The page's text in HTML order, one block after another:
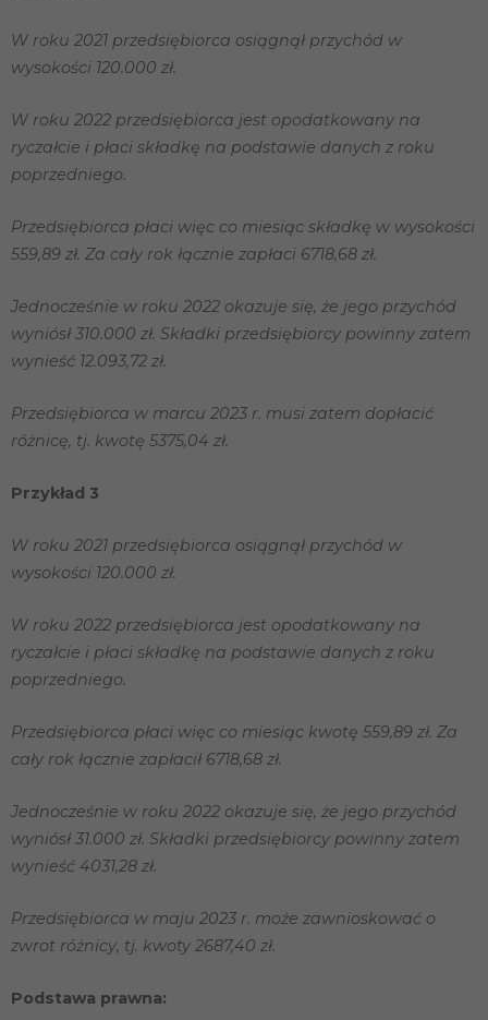
W roku 2021 przedsiębiorca osiągnął przychód w
wysokości 120.000 zł.
W roku 2022 przedsiębiorca jest opodatkowany na
ryczałcie i płaci składkę na podstawie danych z roku
poprzedniego.
Przedsiębiorca płaci więc co miesiąc składkę w wysokości
559,89 zł. Za cały rok łącznie zapłaci 6718,68 zł.
Jednocześnie w roku 2022 okazuje się, że jego przychód
wyniósł 310.000 zł. Składki przedsiębiorcy powinny zatem
wynieść 12.093,72 zł.
Przedsiębiorca w marcu 2023 r. musi zatem dopłacić
różnicę, tj. kwotę 5375,04 zł.
Przykład 3
W roku 2021 przedsiębiorca osiągnął przychód w
wysokości 120.000 zł.
W roku 2022 przedsiębiorca jest opodatkowany na
ryczałcie i płaci składkę na podstawie danych z roku
poprzedniego.
Przedsiębiorca płaci więc co miesiąc kwotę 559,89 zł. Za
cały rok łącznie zapłacił 6718,68 zł.
Jednocześnie w roku 2022 okazuje się, że jego przychód
wyniósł 31.000 zł. Składki przedsiębiorcy powinny zatem
wynieść 4031,28 zł.
Przedsiębiorca w maju 2023 r. może zawnioskować o
zwrot różnicy, tj. kwoty 2687,40 zł.
Podstawa prawna:
Abyśmy mogli
poprawić
funkcjonalność
na podstawie
tego, jak
strona jest
internetowa
działała jak
te pliki cookie,
niektóre funkcje
zainteresowania i
strony, zwiększasz
szansę na
zobaczenie